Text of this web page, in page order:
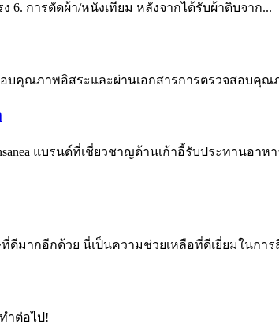
6. การตัดผ้า/หนังเทียม หลังจากได้รับผ้าดิบจาก...
ณภาพอิสระและผ่านเอกสารการตรวจสอบคุณภ
แบรนด์ที่เชี่ยวชาญด้านเก้าอี้รับประทานอา
มากอีกด้วย นี่เป็นความช่วยเหลือที่ดีเยี่ยมในการ
ำต่อไป!